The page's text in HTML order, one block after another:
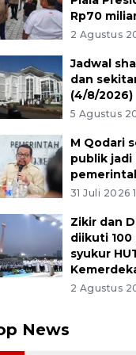
Rp70
2 Agustus
Jadwal
dan
(4/8/2026)
5 Agustus
M Qodari
publik jadi
31 Juli 2026
Zikir dan
diikuti
syukur
2 Agustus
News